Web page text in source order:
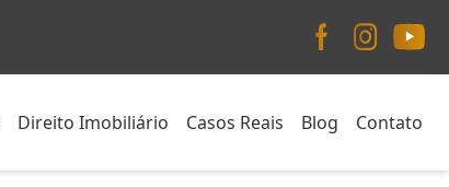
Direito Imobiliário Casos Reais Blog Contato